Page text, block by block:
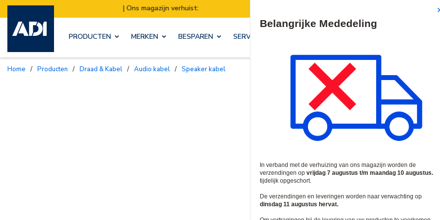
magazijn verhuist: Verzendingen worden van 7 t/m 10 augustus opgeschort. Denk eraan om uw
PRODUCTEN MERKEN BESPAREN SERVICES & OPLOSSINGEN
Home / Producten / Draad & Kabel / Audio kabel / Speaker kabel